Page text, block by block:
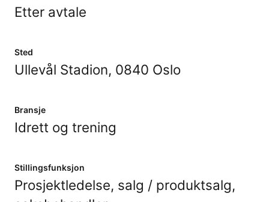
Etter avtale
Sted
Ullevål Stadion, 0840 Oslo
Bransje
Idrett og trening
Stillingsfunksjon
Prosjektledelse, salg / produktsalg,